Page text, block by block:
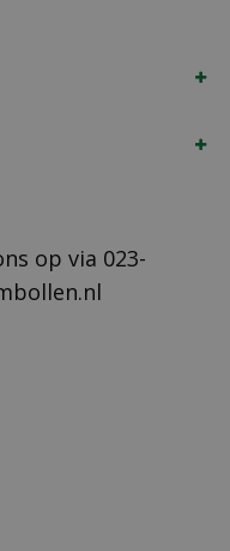
op via 023-